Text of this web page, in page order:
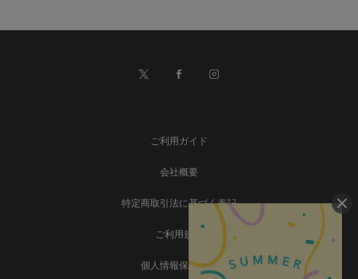
ご利用ガイド
会社概要
特定商取引法に基づく表記
ご利用規約
個人情報保護方針